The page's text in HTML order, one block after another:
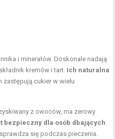
i minerałów. Doskonale nadają
kremów i tart. Ich naturalna
zastępują cukier w wielu
z owoców, ma zerowy
bezpieczny dla osób dbających
się podczas pieczenia.